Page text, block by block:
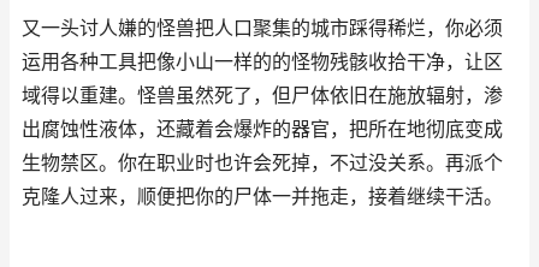
又一头讨人嫌的怪兽把人口聚集的城市踩得稀烂，你必须
运用各种工具把像小山一样的的怪物残骸收拾干净，让区
域得以重建。怪兽虽然死了，但尸体依旧在施放辐射，渗
出腐蚀性液体，还藏着会爆炸的器官，把所在地彻底变成
生物禁区。你在职业时也许会死掉，不过没关系。再派个
克隆人过来，顺便把你的尸体一并拖走，接着继续干活。